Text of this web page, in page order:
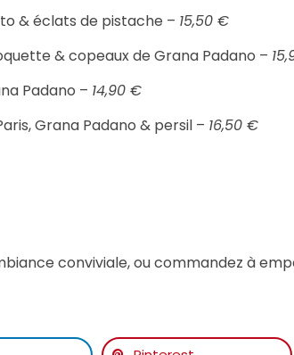
& éclats de pistache – 15,50 €
& copeaux de Grana Padano –
Padano – 14,90 €
Grana Padano & persil – 16,50 €
conviviale, ou commandez à